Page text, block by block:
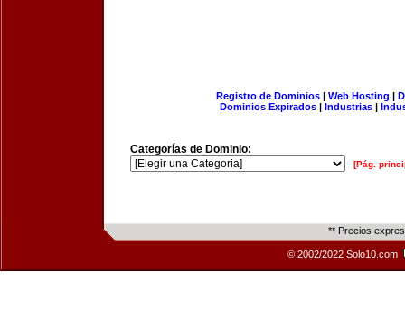
Registro de Dominios| Web Hosting |
Dominios Expirados | Industrias |
Categorías de Dominio:
[Pág.
** Precios
© 2002/2022 Solo10.com